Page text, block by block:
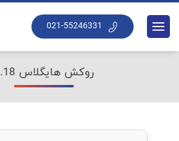
021-55246331
روکش هایگلاس 0.18